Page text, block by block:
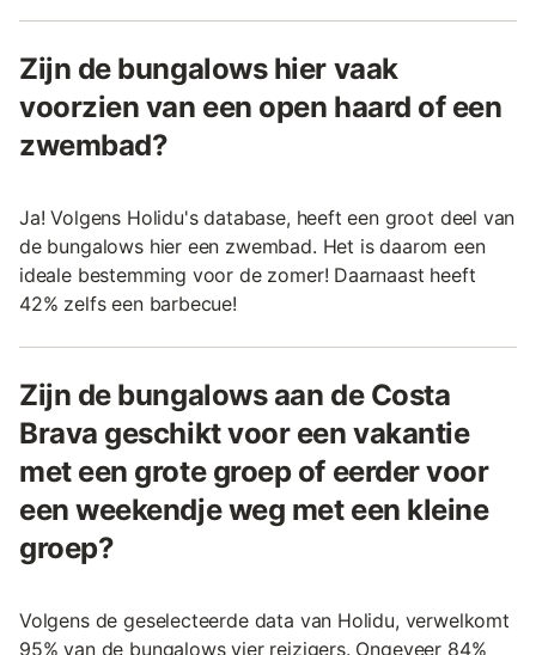
Zijn de bungalows hier vaak
voorzien van een open haard of een
zwembad?
Ja! Volgens Holidu's database, heeft een groot deel van
de bungalows hier een zwembad. Het is daarom een
ideale bestemming voor de zomer! Daarnaast heeft
42% zelfs een barbecue!
Zijn de bungalows aan de Costa
Brava geschikt voor een vakantie
met een grote groep of eerder voor
een weekendje weg met een kleine
groep?
Volgens de geselecteerde data van Holidu, verwelkomt
95% van de bungalows vier reizigers. Ongeveer 84%